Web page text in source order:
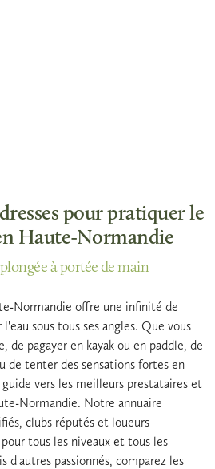
pour pratiquer le
Haute-Normandie
à portée de main
Normandie offre une infinité de
sous tous ses angles. Que vous
de pagayer en kayak ou en paddle, de
de tenter des sensations fortes en
vers les meilleurs prestataires et
Normandie. Notre annuaire
clubs réputés et loueurs
tous les niveaux et tous les
d'autres passionnés, comparez les